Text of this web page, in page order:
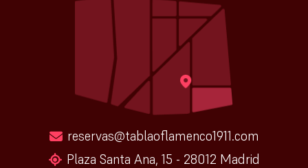
reservas@tablaoflamenco1911.com
Plaza Santa Ana, 15 - 28012 Madrid